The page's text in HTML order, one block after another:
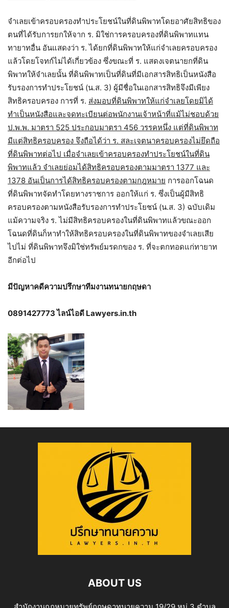
จำเลยเข้าครอบครองทำประโยชน์ในที่ดินพิพาทโดยอาศัยสิทธิของ
ตนที่ได้รับการยกให้จาก ร. มิใช่การครอบครองที่ดินพิพาทแทน
ทายาทอื่น อันแสดงว่า ร. ได้ยกที่ดินพิพาทให้แก่จำเลยครอบครอง
แล้วโดยโจทก์ไม่ได้เกี่ยวข้อง ซึ่งขณะที่ ร. แสดงเจตนายกที่ดิน
พิพาทให้จำเลยนั้น ที่ดินพิพาทเป็นที่ดินที่มีเอกสารสิทธิเป็นหนังสือ
รับรองการทำประโยชน์ (น.ส. 3) ผู้มีชื่อในเอกสารสิทธิจึงมีเพียง
สิทธิครอบครอง การที่ ร. ส่งมอบที่ดินพิพาทให้แก่จำเลยโดยมิได้
ทำเป็นหนังสือและจดทะเบียนต่อพนักงานเจ้าหน้าที่แม้ไม่ชอบด้วย
ป.พ.พ. มาตรา 525 ประกอบมาตรา 456 วรรคหนึ่ง แต่ที่ดินพิพาท
มีแต่สิทธิครอบครอง จึงถือได้ว่า ร. สละเจตนาครอบครองไม่ยึดถือ
ที่ดินพิพาทต่อไป เมื่อจำเลยเข้าครอบครองทำประโยชน์ในที่ดิน
พิพาทแล้ว จำเลยย่อมได้สิทธิครอบครองตามมาตรา 1377 และ
1378 อันเป็นการได้สิทธิครอบครองตามกฎหมาย การออกโฉนด
ที่ดินพิพาทจัดทำโดยทางราชการ ออกให้แก่ ร. ซึ่งเป็นผู้มีสิทธิ
ครอบครองตามหนังสือรับรองการทำประโยชน์ (น.ส. 3) ฉบับเดิม
แม้ความจริง ร. ไม่มีสิทธิครอบครองในที่ดินพิพาทแล้วขณะออก
โฉนดที่ดินก็หาทำให้สิทธิครอบครองในที่ดินพิพาทของจำเลยเสีย
ไปไม่ ที่ดินพิพาทจึงมิใช่ทรัพย์มรดกของ ร. ที่จะตกทอดแก่ทายาท
อีกต่อไป
มีปัญหาคดีความปรึกษาทีมงานทนายกฤษดา
0891427773 ไลน์ไอดี Lawyers.in.th
ABOUT US